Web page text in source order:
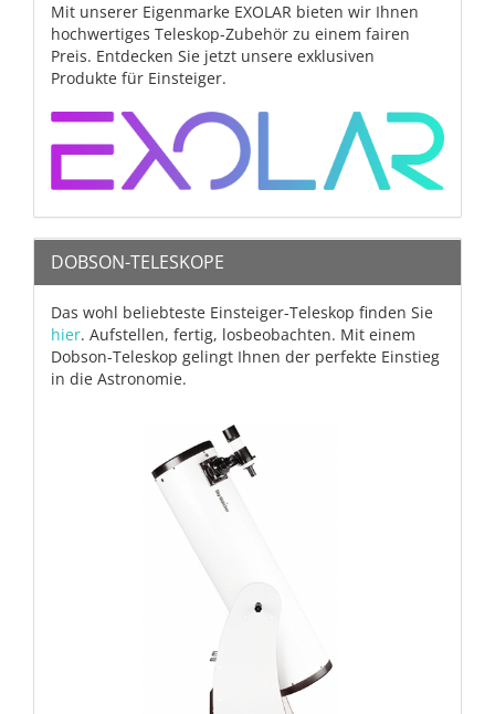
Mit unserer Eigenmarke EXOLAR bieten wir Ihnen
hochwertiges Teleskop-Zubehör zu einem fairen
Preis. Entdecken Sie jetzt unsere exklusiven
Produkte für Einsteiger.
DOBSON-TELESKOPE
Das wohl beliebteste Einsteiger-Teleskop finden Sie
hier. Aufstellen, fertig, losbeobachten. Mit einem
Dobson-Teleskop gelingt Ihnen der perfekte Einstieg
in die Astronomie.